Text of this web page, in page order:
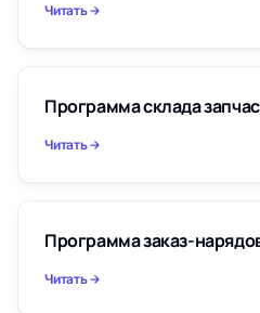
Читать
Программа склада
Читать
Программа заказ-
Читать